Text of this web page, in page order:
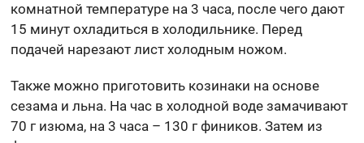
комнатной температуре на 3 часа, после чего дают
15 минут охладиться в холодильнике. Перед
подачей нарезают лист холодным ножом.
Также можно приготовить козинаки на основе
сезама и льна. На час в холодной воде замачивают
70 г изюма, на 3 часа – 130 г фиников. Затем из